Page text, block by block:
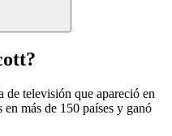
de televisión que apareció en
más de 150 países y ganó